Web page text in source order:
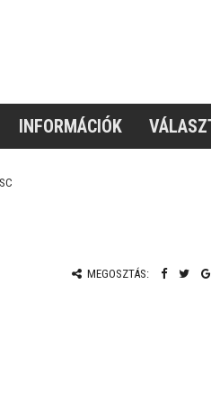
INFORMÁCIÓK
MEGOSZTÁS: